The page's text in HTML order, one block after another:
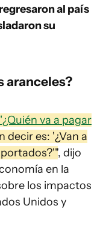
al país
su
aranceles?
'¿Quién va a pagar
decir es: '¿Van a
, dijo
en la
los impactos
Unidos y